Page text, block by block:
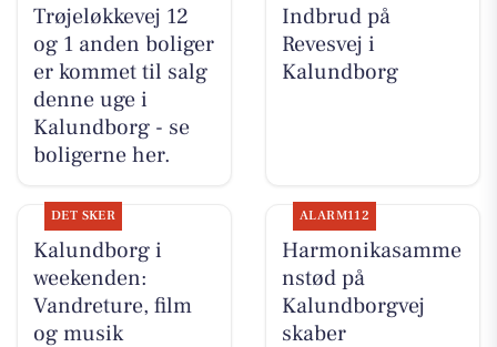
Trøjeløkkevej 12
og 1 anden boliger
er kommet til salg
denne uge i
Kalundborg - se
boligerne her.
Indbrud på
Revesvej i
Kalundborg
DET SKER
Kalundborg i
weekenden:
Vandreture, film
og musik
ALARM112
Harmonikasamme
nstød på
Kalundborgvej
skaber